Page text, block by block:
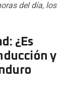
del día, los
¿Es
y